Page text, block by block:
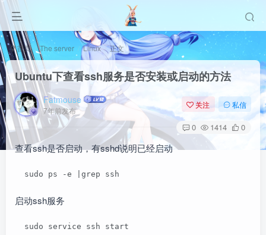
首页 The server Linux 正文
Ubuntu下查看ssh服务是否安装或启动的方法
Fatmouse
7年前发布
关注 私信
0 1414 0
查看ssh是否启动，有sshd说明已经启动
  sudo ps -e |grep ssh
启动ssh服务
  sudo service ssh start